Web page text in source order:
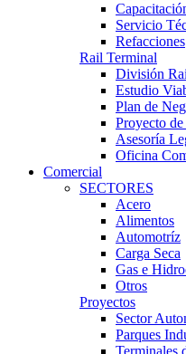
Servicio
Refacciones
Rail Terminal
División
Estudio
Plan de
Proyecto
Asesoría
Oficina
Comercial
SECTORES
Acero
Alimentos
Automotríz
Carga Seca
Gas e
Otros
Proyectos
Sector
Parques
Terminales